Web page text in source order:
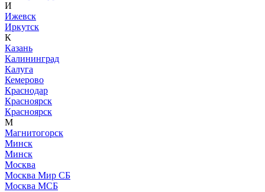
И
Ижевск
Иркутск
К
Казань
Калининград
Калуга
Кемерово
Краснодар
Красноярск
Красноярск
М
Магнитогорск
Минск
Минск
Москва
Москва Мир СБ
Москва МСБ